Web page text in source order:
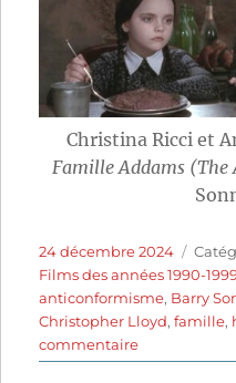
Christina Ricci et
Famille Addams (The
Publié
le
24 décembre 2024
Films des années 1990-
anticonformisme, Barry
Christopher Lloyd,famille,
commentairesur
La